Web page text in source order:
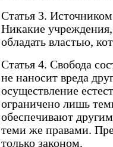
Статья 3.
Никакие
обладать властью,
Статья 4. Свобода
не наносит вреда
осуществление
ограничено лишь
обеспечивают
теми же правами.
только законом.